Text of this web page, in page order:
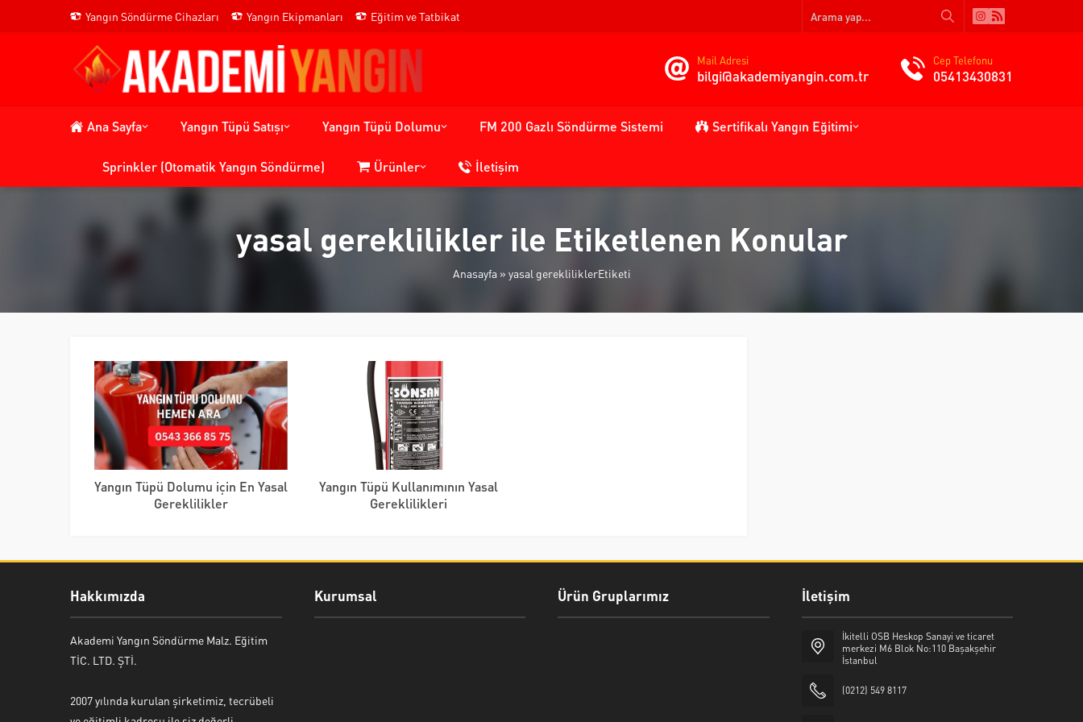
Yangın Söndürme Cihazları Yangın Ekipmanları Eğitim ve Tatbikat
Mail Adresi
bilgi@akademiyangin.com.tr
Cep Telefonu
05413430831
Ana Sayfa Yangın Tüpü Satışı Yangın Tüpü Dolumu FM 200 Gazlı Söndürme Sistemi Sertifikalı Yangın Eğitimi
Sprinkler (Otomatik Yangın Söndürme) Ürünler İletişim
yasal gereklilikler ile Etiketlenen Konular
Anasayfa» yasal gerekliliklerEtiketi
Yangın Tüpü Dolumu için En Yasal
Gereklilikler
Yangın Tüpü Kullanımının Yasal
Gereklilikleri
Hakkımızda
Akademi Yangın Söndürme Malz. Eğitim
TİC. LTD. ŞTİ.
2007 yılında kurulan şirketimiz, tecrübeli
Kurumsal Ürün Gruplarımız İletişim
İkitelli OSB Heskop Sanayi ve ticaret
merkezi M6 Blok No:110 Başakşehir
İstanbul
(0212) 549 8117